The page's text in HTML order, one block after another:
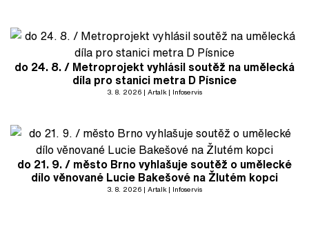
do 24. 8. / Metroprojekt vyhlásil soutěž na umělecká
díla pro stanici metra D Písnice
3. 8. 2026 Artalk Infoservis
do 21. 9. / město Brno vyhlašuje soutěž o umělecké
dílo věnované Lucie Bakešové na Žlutém kopci
3. 8. 2026 Artalk Infoservis